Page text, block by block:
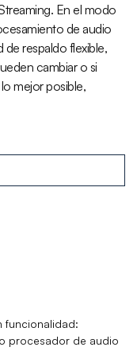
En el modo
de audio
de respaldo flexible,
cambiar o si
mejor posible,
funcionalidad:
procesador de audio